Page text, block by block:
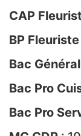
CAP
BP Fleuriste
Bac Général
Bac Pro
Bac Pro